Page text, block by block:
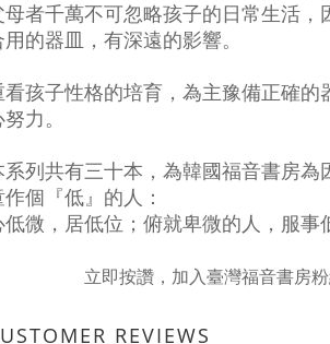
母者千萬不可忽略孩子的日常生活
用的器皿，有深遠的影響。
看孩子性格的培育，為主豫備正確
力。
系列共有三十本，為韓國福音書房
作個『低』的人：
低微，居低位；俯就卑微的人，服事
立即按讚，加入臺灣福音書房
REVIEWS